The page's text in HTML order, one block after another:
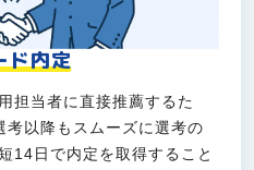
ド内定
担当者に直接推薦するた
以降もスムーズに選考の
14日で内定を取得すること